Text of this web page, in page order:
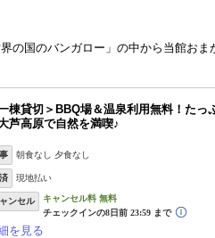
の国のバンガロー」の中から当館お
棟貸切＞BBQ場＆温泉利用無料！たっ
芦高原で自然を満喫♪
朝食なし 夕食なし
現地払い
ンセル
を見る